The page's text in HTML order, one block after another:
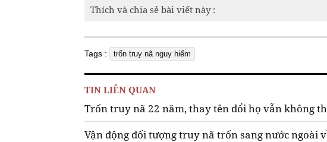
Thích và chia sẻ bài viết này :
Tags : trốn truy nã nguy hiểm
TIN LIÊN QUAN
Trốn truy nã 22 năm, thay tên đổi họ vẫn không
Vận động đối tượng truy nã trốn sang nước ngoài